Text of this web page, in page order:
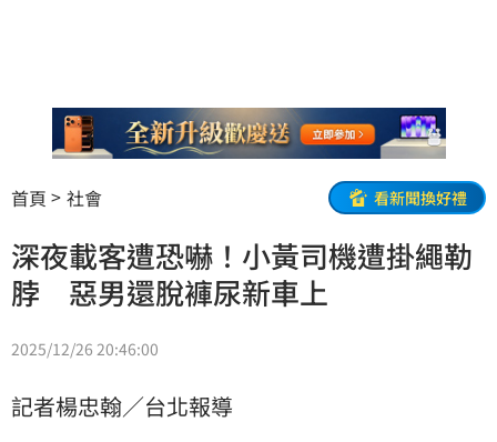
首頁 社會 看新聞換好禮
深夜載客遭恐嚇！小黃司機遭掛繩勒
脖 惡男還脫褲尿新車上
2025/12/26 20:46:00
記者楊忠翰／台北報導